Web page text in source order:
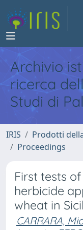
Archivio
ricerca
Studi di
IRIS Prodotti
Proceedings
First tests
herbicide
wheat in
CARRARA,